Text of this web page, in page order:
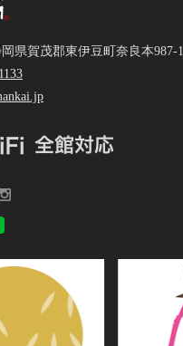
岡県賀茂郡東伊豆町奈良本987-1